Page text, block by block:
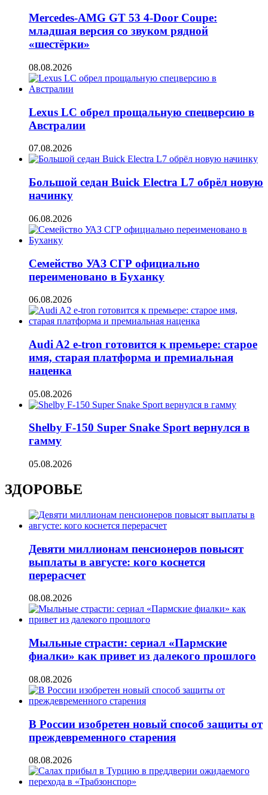
Mercedes-AMG GT 53 4-Door Coupe:
младшая версия со звуком рядной
«шестёрки»
08.08.2026
Lexus LC обрел прощальную спецверсию в
Австралии
07.08.2026
Большой седан Buick Electra L7 обрёл новую
начинку
06.08.2026
Семейство УАЗ СГР официально
переименовано в Буханку
06.08.2026
Audi A2 e-tron готовится к премьере: старое
имя, старая платформа и премиальная
наценка
05.08.2026
Shelby F-150 Super Snake Sport вернулся в
гамму
05.08.2026
ЗДОРОВЬЕ
Девяти миллионам пенсионеров повысят
выплаты в августе: кого коснется
перерасчет
08.08.2026
Мыльные страсти: сериал «Пармские
фиалки» как привет из далекого прошлого
08.08.2026
В России изобретен новый способ защиты от
преждевременного старения
08.08.2026